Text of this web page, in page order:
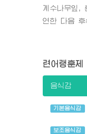
계수나무잎,
연한 다음 후
련어랭훈제
음식감
기본음식감
보조음식감